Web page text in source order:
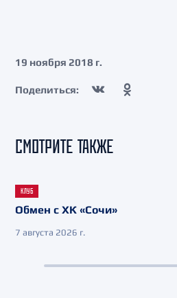
19 ноября 2018 г.
Поделиться:
СМОТРИТЕ ТАКЖЕ
КЛУБ
Обмен с ХК «Сочи»
7 августа 2026 г.